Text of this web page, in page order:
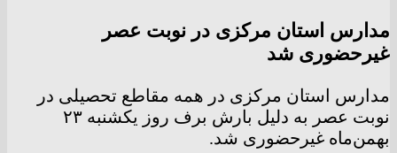
مدارس استان مرکزی در نوبت عصر
غیرحضوری شد
مدارس استان مرکزی در همه مقاطع تحصیلی در
نوبت عصر به دلیل بارش برف روز یکشنبه ۲۳
بهمن‌ماه غیرحضوری شد.